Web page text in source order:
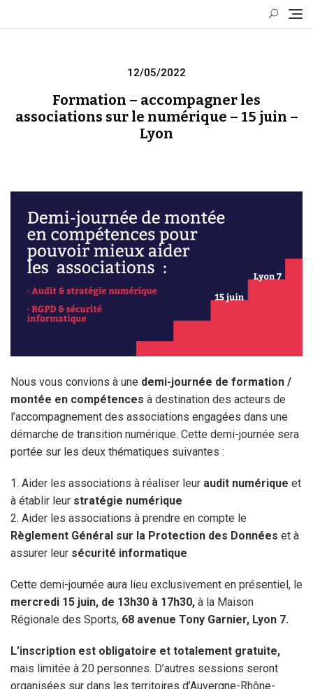
Posted
12/05/2022
Formation – accompagner les
associations sur le numérique – 15 juin –
Lyon
Nous vous convions à une demi-journée de formation /
montée en compétences à destination des acteurs de
l’accompagnement des associations engagées dans une
démarche de transition numérique. Cette demi-journée sera
portée sur les deux thématiques suivantes :
1. Aider les associations à réaliser leur audit numérique et
à établir leur stratégie numérique
2. Aider les associations à prendre en compte le
Règlement Général sur la Protection des Données et à
assurer leur sécurité informatique
Cette demi-journée aura lieu exclusivement en présentiel, le
mercredi 15 juin, de 13h30 à 17h30, à la Maison
Régionale des Sports, 68 avenue Tony Garnier, Lyon 7.
L’inscription est obligatoire et totalement gratuite,
mais limitée à 20 personnes. D’autres sessions seront
organisées sur dans les territoires d’Auvergne-Rhône-